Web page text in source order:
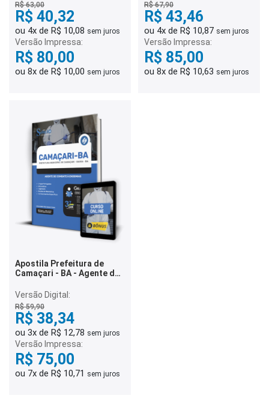
R$ 63,00
R$ 40,32
ou 4x de R$ 10,08 sem juros
Versão Impressa:
R$ 80,00
ou 8x de R$ 10,00 sem juros
R$ 67,90
R$ 43,46
ou 4x de R$ 10,87 sem juros
Versão Impressa:
R$ 85,00
ou 8x de R$ 10,63 sem juros
Apostila Prefeitura de
Camaçari - BA - Agente de
Versão Digital:
R$ 59,90
R$ 38,34
ou 3x de R$ 12,78 sem juros
Versão Impressa:
R$ 75,00
ou 7x de R$ 10,71 sem juros